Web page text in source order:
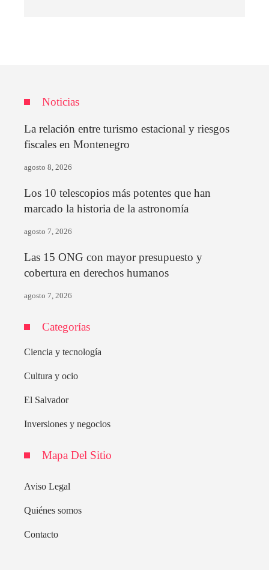
Noticias
La relación entre turismo estacional y riesgos
fiscales en Montenegro
agosto 8, 2026
Los 10 telescopios más potentes que han
marcado la historia de la astronomía
agosto 7, 2026
Las 15 ONG con mayor presupuesto y
cobertura en derechos humanos
agosto 7, 2026
Categorías
Ciencia y tecnología
Cultura y ocio
El Salvador
Inversiones y negocios
Mapa Del Sitio
Aviso Legal
Quiénes somos
Contacto